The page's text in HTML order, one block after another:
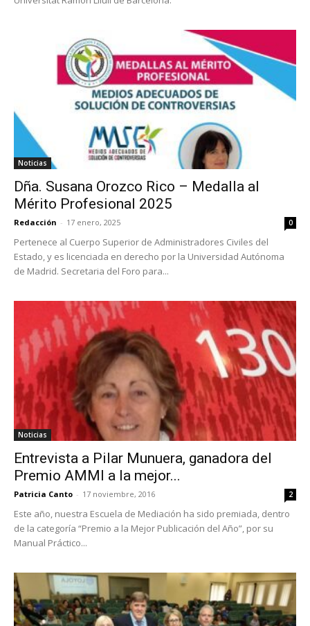
Noticias
Dña. Susana Orozco Rico – Medalla al
Mérito Profesional 2025
Redacción - 17 enero, 2025 0
Pertenece al Cuerpo Superior de Administradores Civiles del
Estado, y es licenciada en derecho por la Universidad Autónoma
de Madrid. Secretaria del Foro para...
Noticias
Entrevista a Pilar Munuera, ganadora del
Premio AMMI a la mejor...
Patricia Canto - 17 noviembre, 2016 2
Este año, nuestra Escuela de Mediación ha sido premiada, dentro
de la categoría “Premio a la Mejor Publicación del Año”, por su
Manual Práctico...